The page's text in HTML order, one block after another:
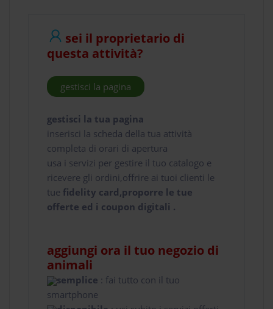
sei il proprietario di
questa attività?
gestisci la pagina
gestisci la tua pagina
inserisci la scheda della tua attività
completa di orari di apertura
usa i servizi per gestire il tuo catalogo e
ricevere gli ordini,offrire ai tuoi clienti le
tue fidelity card,proporre le tue
offerte ed i coupon digitali .
aggiungi ora il tuo negozio di
animali
semplice : fai tutto con il tuo
smartphone